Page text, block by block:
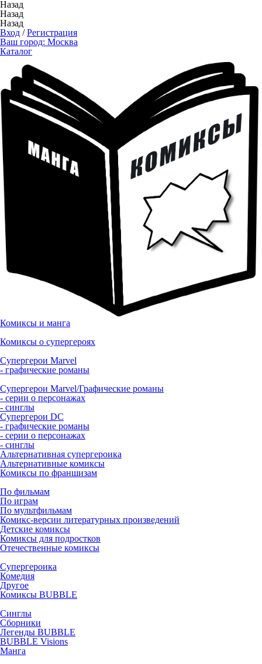
Назад
Назад
Назад
Вход /Регистрация
Ваш город: Москва
Каталог
Комиксы и манга
Комиксы о супергероях
Супергерои Marvel
- графические романы
Супергерои Marvel/Графические романы
- серии о персонажах
- синглы
Супергерои DC
- графические романы
- серии о персонажах
- синглы
Альтернативная супергероика
Альтернативные комиксы
Комиксы по франшизам
По фильмам
По играм
По мультфильмам
Комикс-версии литературных произведений
Детские комиксы
Комиксы для подростков
Отечественные комиксы
Супергероика
Комедия
Другое
Комиксы BUBBLE
Синглы
Сборники
Легенды BUBBLE
BUBBLE Visions
Манга